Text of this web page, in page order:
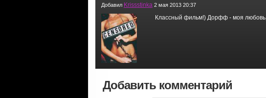
Добавил Krissstinka 2 мая 2013 20:37
Классный фильм!) Дорфф - моя любовь,
Добавить комментарий